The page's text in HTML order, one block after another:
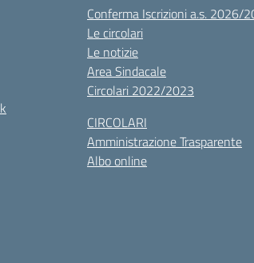
Conferma Iscrizioni a.s. 2026/
Le circolari
Le notizie
Area Sindacale
Circolari 2022/2023
CIRCOLARI
Amministrazione Trasparente
Albo online